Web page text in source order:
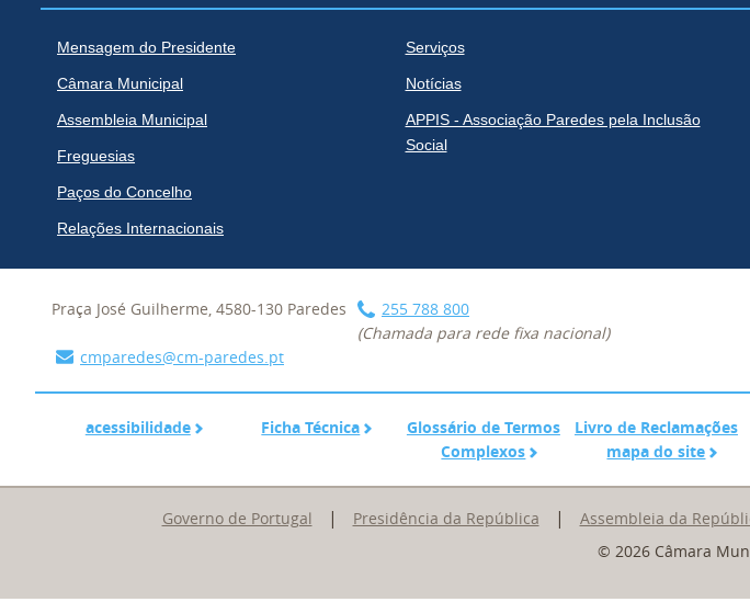
Mensagem do Presidente
Câmara Municipal
Assembleia Municipal
Freguesias
Paços do Concelho
Relações Internacionais
Serviços
Notícias
APPIS - Associação Paredes pela Inclusão
Social
Praça José Guilherme, 4580-130 Paredes
255 788 800
(Chamada para rede fixa nacional)
cmparedes@cm-paredes.pt
acessibilidade
acessibilidade Ficha Técnica
Ficha Técnica Glossário de Termos Complexos
Glossário de Termos
Complexos
Livro de
Livro de Reclamações
mapa do site
mapa do site
Governo de Portugal | Presidência da República | Assembleia da
© 2026 Câmara